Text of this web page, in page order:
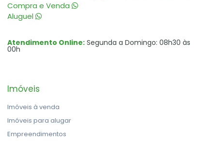
Compra e Venda
Aluguel
Atendimento Online: Segunda a Domingo: 08h30 às
00h
Imóveis
Imóveis à venda
Imóveis para alugar
Empreendimentos